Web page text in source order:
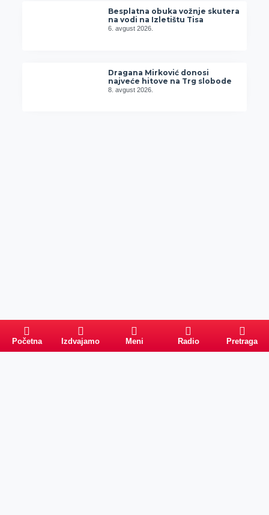
Besplatna obuka vožnje skutera
na vodi na Izletištu Tisa
6. avgust 2026.
Dragana Mirković donosi
najveće hitove na Trg slobode
8. avgust 2026.
Početna Izdvajamo Meni Radio Pretraga